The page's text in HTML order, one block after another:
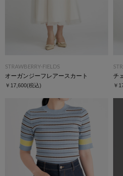
STRAWBERRY-FIELDS
オーガンジーフレアースカート
￥17,600(税込)
チ
￥